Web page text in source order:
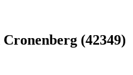
(42349)